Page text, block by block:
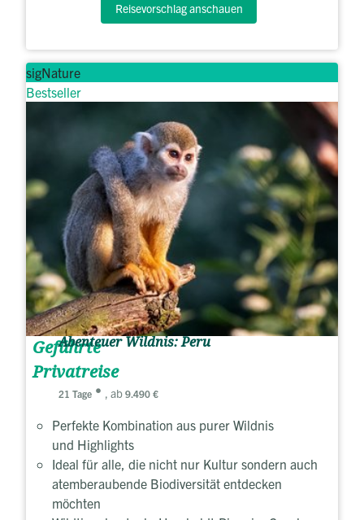
Reisevorschlag anschauen
sigNature
Bestseller
Geführte
Privatreise
Abenteuer Wildnis: Peru
21 Tage , ab 9.490 €
Perfekte Kombination aus purer Wildnis
und Highlights
Ideal für alle, die nicht nur Kultur sondern auch
atemberaubende Biodiversität entdecken
möchten